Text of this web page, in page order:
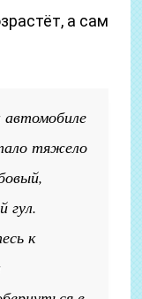
а сам
тяжело
гул.
к